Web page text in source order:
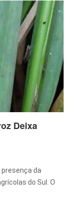
Deixa
presença da
do Sul. O